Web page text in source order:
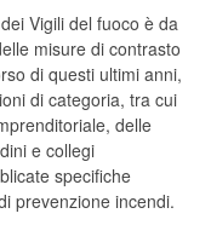
Vigili del fuoco è da
misure di contrasto
di questi ultimi anni,
di categoria, tra cui
delle
e collegi
specifiche
prevenzione incendi.